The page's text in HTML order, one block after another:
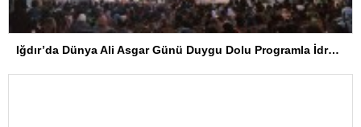
Iğdır’da Dünya Ali Asgar Günü Duygu Dolu Programla İdrak Edildi